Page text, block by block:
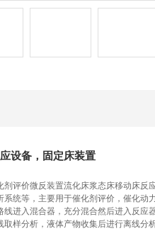
设备，固定床装置
剂评价微反装置流化床浆态床移动床
统等，主要用于催化剂评价，催化动
线进入混合器，充分混合然后进入反
样分析，液体产物收集后进行离线分析